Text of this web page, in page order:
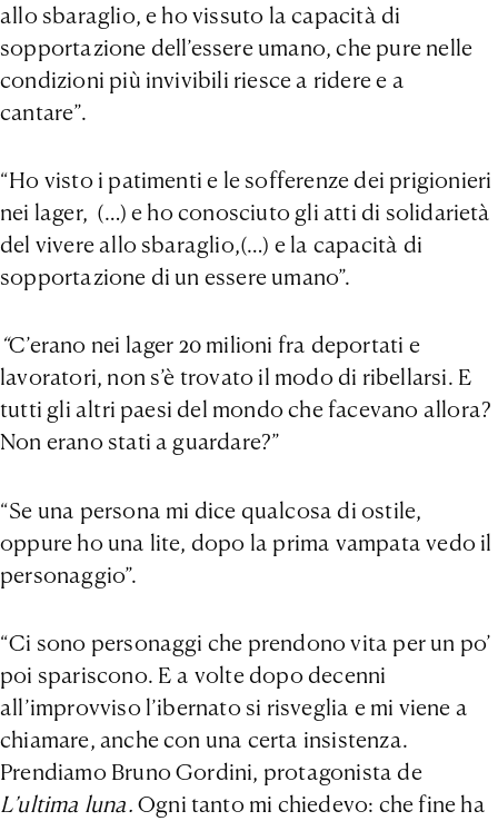
allo sbaraglio, e ho vissuto la capacità di
sopportazione dell’essere umano, che pure nelle
condizioni più invivibili riesce a ridere e a
cantare”.
“Ho visto i patimenti e le sofferenze dei prigionieri
nei lager, (…) e ho conosciuto gli atti di solidarietà
del vivere allo sbaraglio,(…) e la capacità di
sopportazione di un essere umano”.
“C’erano nei lager 20 milioni fra deportati e
lavoratori, non s’è trovato il modo di ribellarsi. E
tutti gli altri paesi del mondo che facevano allora?
Non erano stati a guardare?”
“Se una persona mi dice qualcosa di ostile,
oppure ho una lite, dopo la prima vampata vedo il
personaggio”.
“Ci sono personaggi che prendono vita per un po’
poi spariscono. E a volte dopo decenni
all’improvviso l’ibernato si risveglia e mi viene a
chiamare, anche con una certa insistenza.
Prendiamo Bruno Gordini, protagonista de
L’ultima luna. Ogni tanto mi chiedevo: che fine ha